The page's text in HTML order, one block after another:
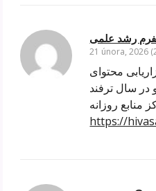
رشد علمی
21 února, 2026
محتوای
منابع روزانه
https://